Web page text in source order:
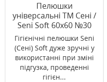
Пелюшки
універсальні ТМ Сені /
Seni Soft 60х60 №30
Гігієнічні пелюшки Seni
(Сені) Soft дуже зручні у
використанні при зміні
підгузка, проведенні
гігієн...